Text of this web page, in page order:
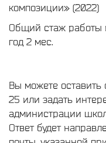
композиции» (2022)
Общий стаж работы
год 2 мес.
Вы можете
25 или задать
администрации
Ответ будет